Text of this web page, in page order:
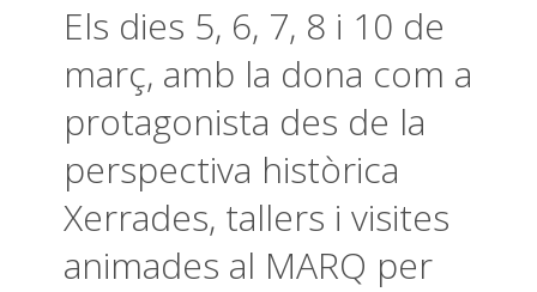
Els dies 5, 6, 7, 8 i 10 de
març, amb la dona com a
protagonista des de la
perspectiva històrica
Xerrades, tallers i visites
animades al MARQ per